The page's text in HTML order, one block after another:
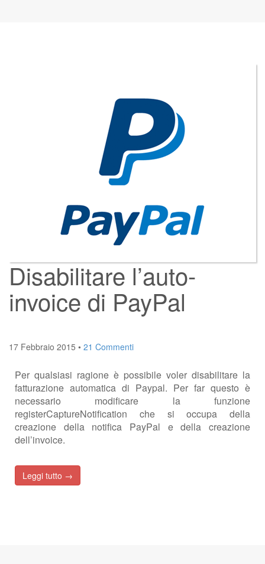
Disabilitare l’auto-
invoice di PayPal
17 Febbraio 2015 • 21 Commenti
Per qualsiasi ragione è possibile voler disabilitare la
fatturazione automatica di Paypal. Per far questo è
necessario modificare la funzione
registerCaptureNotification che si occupa della
creazione della notifica PayPal e della creazione
dell’invoice.
Leggi tutto →